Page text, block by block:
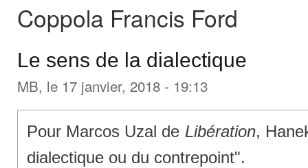
Coppola Francis Ford
Le sens de la dialectique
MB, le 17 janvier, 2018 - 19:13
Pour Marcos Uzal de Libération,
dialectique ou du contrepoint".